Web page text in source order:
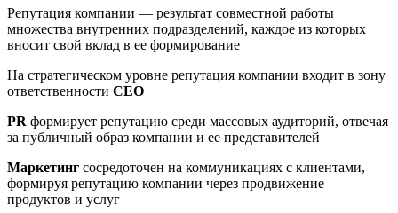
Репутация компании — результат совместной работы
множества внутренних подразделений, каждое из которых
вносит свой вклад в ее формирование
На стратегическом уровне репутация компании входит в зону
ответственности CEO
PR формирует репутацию среди массовых аудиторий, отвечая
за публичный образ компании и ее представителей
Маркетинг сосредоточен на коммуникациях с клиентами,
формируя репутацию компании через продвижение
продуктов и услуг